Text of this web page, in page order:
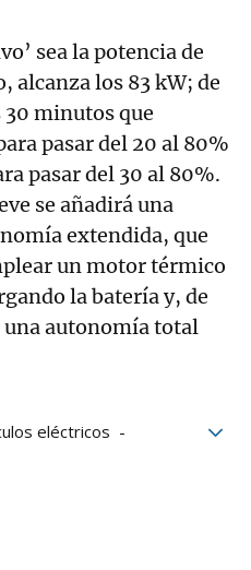
sea la potencia de
alcanza los 83 kW; de
30 minutos que
pasar del 20 al 80%
pasar del 30 al 80%.
se añadirá una
extendida, que
un motor térmico
la batería y, de
autonomía total
eléctricos